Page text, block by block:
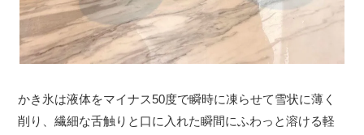
かき氷は液体をマイナス50度で瞬時に凍らせて雪状に薄く
削り、繊細な舌触りと口に入れた瞬間にふわっと溶ける軽